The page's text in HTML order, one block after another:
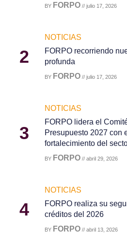
BY FORPO // julio 17, 2026
2
NOTICIAS
FORPO recorriendo
profunda
BY FORPO // julio 17, 2026
3
NOTICIAS
FORPO lidera el
Presupuesto 2027 con
fortalecimiento del
BY FORPO // abril 29, 2026
4
NOTICIAS
FORPO realiza su
créditos del 2026
BY FORPO // abril 13, 2026